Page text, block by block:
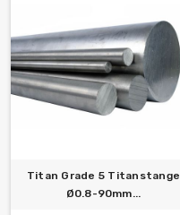
Titan Grade 5 Titanstange
Ø0.8-90mm...